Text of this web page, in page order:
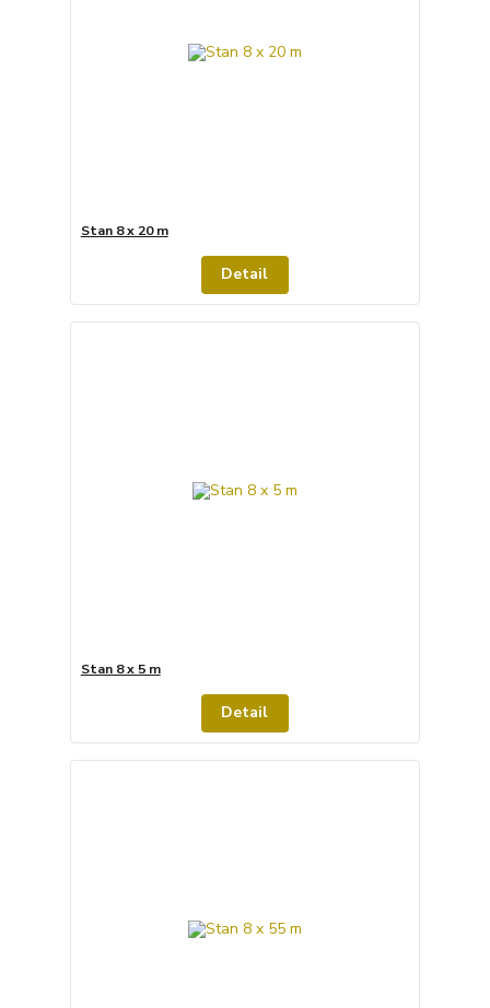
Stan 8 x 20 m
Detail
Stan 8 x 5 m
Detail